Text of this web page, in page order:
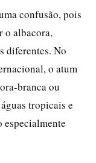
confusão, pois
o albacora,
diferentes. No
o atum
branca ou
tropicais e
especialmente